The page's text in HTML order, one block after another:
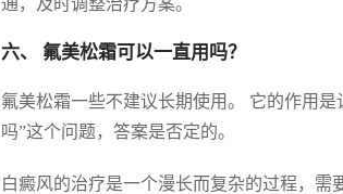
通，及时调整治疗方案。
六、 氟美松霜可以一直用吗？
氟美松霜一些不建议长期使用。 它的作用
吗”这个问题，答案是否定的。
白癜风的治疗是一个漫长而复杂的过程，需